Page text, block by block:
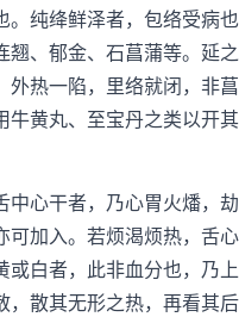
。纯绛鲜泽者，包络受病
翘、郁金、石菖蒲等。延
外热一陷，里络就闭，非
牛黄丸、至宝丹之类以开
心干者，乃心胃火燔，劫
可加入。若烦渴烦热，舌
或白者，此非血分也，乃
，散其无形之热，再看其